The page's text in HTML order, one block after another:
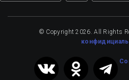
© Copyright 2026. All Rights